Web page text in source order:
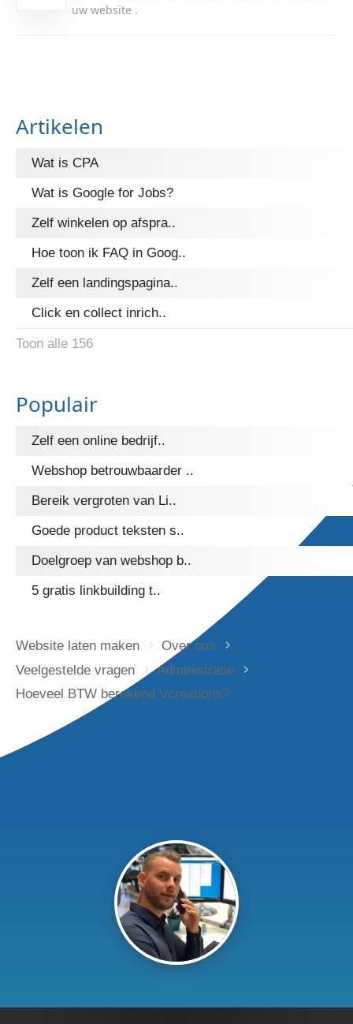
uw website .
Artikelen
Wat is CPA
Wat is Google for Jobs?
Zelf winkelen op afspra..
Hoe toon ik FAQ in Goog..
Zelf een landingspagina..
Click en collect inrich..
Toon alle 156
Populair
Zelf een online bedrijf..
Webshop betrouwbaarder ..
Bereik vergroten van Li..
Goede product teksten s..
Doelgroep van webshop b..
5 gratis linkbuilding t..
Website laten maken
Over ons
Veelgestelde vragen
Administratie
Hoeveel BTW berekend Vcreations?